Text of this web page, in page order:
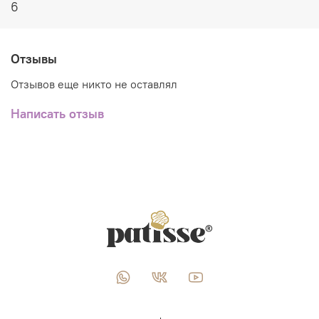
6
Отзывы
Отзывов еще никто не оставлял
Написать отзыв